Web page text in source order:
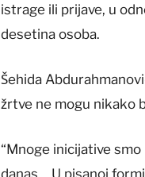
istrage ili prijave, u
desetina osoba.
Šehida
žrtve ne mogu nikako
“Mnoge inicijative